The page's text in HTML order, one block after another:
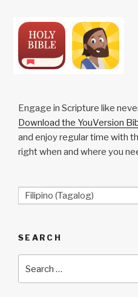
Engage in Scripture like
Download the YouVersion
and enjoy regular time with
right when and where you
Filipino (Tagalog)
SEARCH